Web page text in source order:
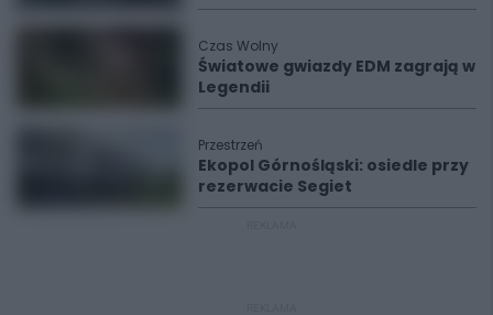
Czas Wolny
Światowe gwiazdy EDM zagrają w
Legendii
Przestrzeń
Ekopol Górnośląski: osiedle przy
rezerwacie Segiet